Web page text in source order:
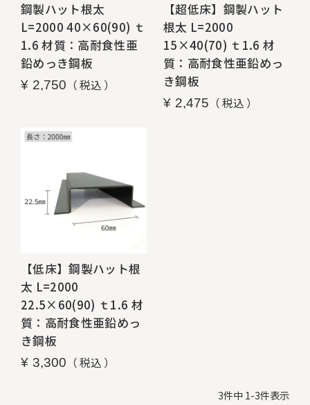
鋼製ハット根太
L=2000 40×60(90) ｔ
1.6 材質：高耐食性亜
鉛めっき鋼板
¥ 2,750 税込
【超低床】鋼製ハット
根太 L=2000
15×40(70) ｔ1.6 材
質：高耐食性亜鉛めっ
き鋼板
¥ 2,475 税込
【低床】鋼製ハット根
太 L=2000
22.5×60(90) ｔ1.6 材
質：高耐食性亜鉛めっ
き鋼板
¥ 3,300 税込
3件中1-3件表示